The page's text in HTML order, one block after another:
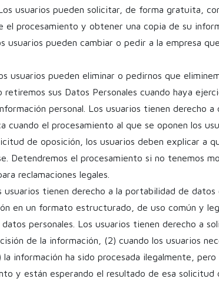
usuarios pueden solicitar, de forma gratuita,
procesamiento y obtener una copia de su
usuarios pueden cambiar o pedir a la empresa
usuarios pueden eliminar o pedirnos que
sus Datos Personales cuando haya
personal. Los usuarios tienen derecho
cuando el procesamiento al que se oponen los
de oposición, los usuarios deben explicar a
Detendremos el procesamiento si no tenemos
reclamaciones legales.
usuarios tienen derecho a la portabilidad de
en un formato estructurado, de uso común y
personales. Los usuarios tienen derecho a
de la información, (2) cuando los usuarios
información ha sido procesada ilegalmente,
y están esperando el resultado de esa solicitud